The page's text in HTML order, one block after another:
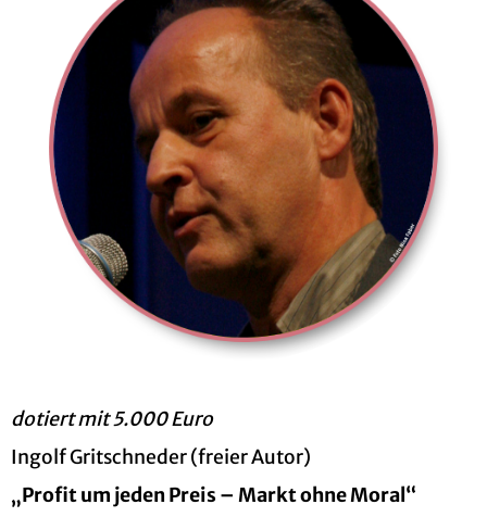
do­tiert mit 5.000 Euro
In­golf Grit­sch­ne­der (frei­er Autor)
„Pro­fit um jeden Preis – Markt ohne Moral“